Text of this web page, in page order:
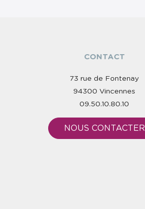
CONTACT
73 rue de Fontenay
94300 Vincennes
09.50.10.80.10
NOUS CONTACTER